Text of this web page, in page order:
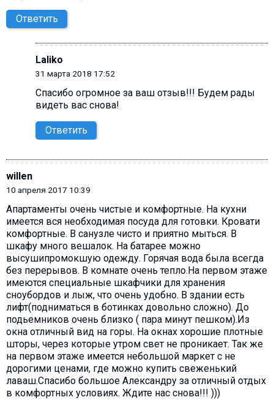
Ответить
Laliko
31 марта 2018 17:52
Спасибо огромное за ваш отзыв!!! Будем рады
видеть вас снова!
Ответить
willen
10 апреля 2017 10:39
Апартаменты очень чистые и комфортные. На кухни
имеется вся необходимая посуда для готовки. Кровати
комфортные. В санузле чисто и приятно мыться. В
шкафу много вешалок. На батарее можно
высушипромокшую одежду. Горячая вода была всегда
без перерывов. В комнате очень тепло.На первом этаже
имеются специальные шкафчики для хранения
сноубордов и лыж, что очень удобно. В здании есть
лифт(подниматься в ботинках довольно сложно). До
подьемников очень близко ( пара минут пешком).Из
окна отличный вид на горы. На окнах хорошие плотные
шторы, через которые утром свет не проникает. Так же
на первом этаже имеется небольшой маркет с не
дорогими ценами, где можно купить свеженький
лаваш.Спасибо большое Александру за отличный отдых
в комфортных условиях. Ждите нас снова!!! )))